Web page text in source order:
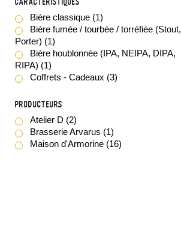
Bière classique (1)
Bière fumée / tourbée / torréfiée (Stout,
Porter) (1)
Bière houblonnée (IPA, NEIPA, DIPA,
RIPA) (1)
Coffrets - Cadeaux (3)
Producteurs
Atelier D (2)
Brasserie Arvarus (1)
Maison d'Armorine (16)